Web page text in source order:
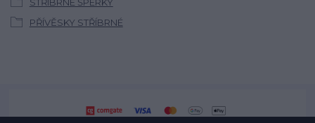
PŘÍVĚSKY STŘÍBRNÉ